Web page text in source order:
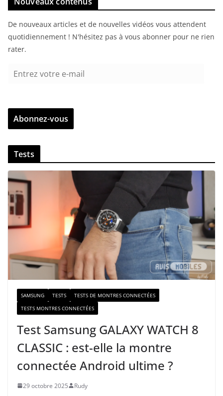
De nouveaux articles et de nouvelles vidéos vous attendent
quotidiennement ! N'hésitez pas à vous abonner pour ne rien
rater.
r
z
v
t
r
e
e
m
i
Abonnez-vous
Tests
SAMSUNG TESTS
TESTS DE MONTRES CONNECTÉES
TESTS MONTRES CONNECTÉES
Test Samsung GALAXY WATCH 8
CLASSIC : est-elle la montre
connectée Android ultime ?
29 octobre 2025 Rudy